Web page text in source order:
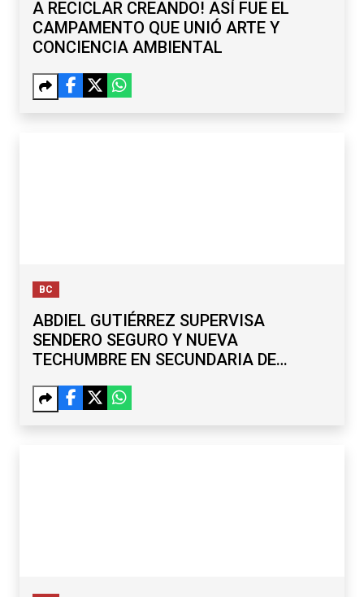
A RECICLAR CREANDO! ASÍ FUE EL
CAMPAMENTO QUE UNIÓ ARTE Y
CONCIENCIA AMBIENTAL
BC
ABDIEL GUTIÉRREZ SUPERVISA
SENDERO SEGURO Y NUEVA
TECHUMBRE EN SECUNDARIA DE